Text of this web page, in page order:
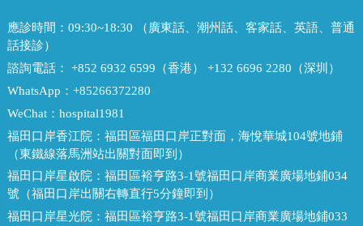
應診時間： 09:30~18:30 （廣東話、潮州話、客家話、英語、普通
話接診）
諮詢電話： +852 6932 6599（香港） +132 6696 2280（深圳）
WhatsApp： +85266372280
WeChat： hospital1981
福田口岸香江院： 福田區福田口岸正對面，海悅華城104號地鋪
（東鐵線落馬洲站出關對面即到）
福田口岸星啟院： 福田區裕亨路3-1號福田口岸商業廣場地鋪034
號（福田口岸出關右轉直行5分鐘即到）
福田口岸星光院： 福田區裕亨路3-1號福田口岸商業廣場地鋪033